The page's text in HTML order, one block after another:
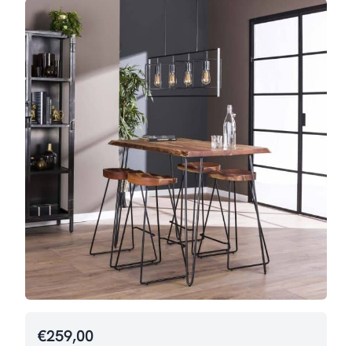
€259,00